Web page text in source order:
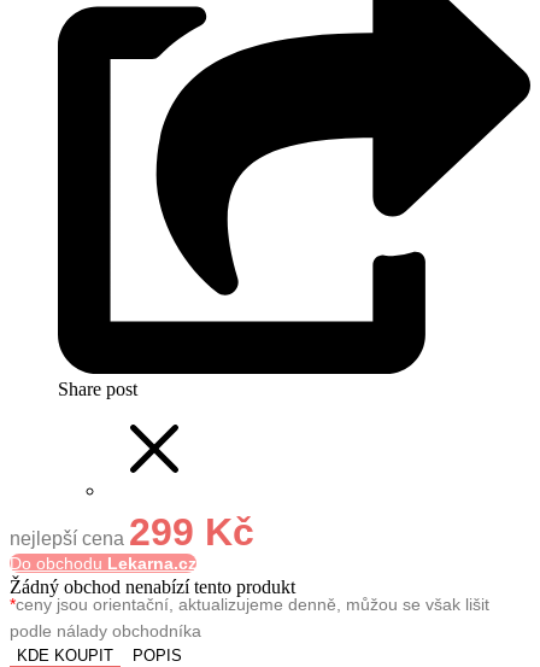
Share post
nejlepší cena 299 Kč
Do obchodu Lekarna.cz
Žádný obchod nenabízí tento produkt
*ceny jsou orientační, aktualizujeme denně, můžou se však lišit
podle nálady obchodníka
KDE KOUPIT POPIS